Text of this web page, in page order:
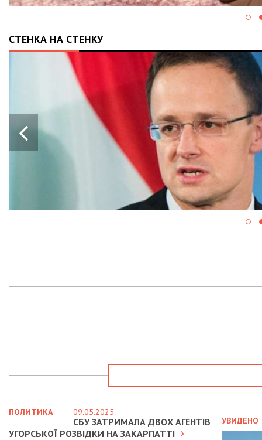
СТЕНКА НА СТЕНКУ
УВИДЕНО
ПОЛИТИКА 09.05.2025
СБУ ЗАТРИМАЛА ДВОХ АГЕНТІВ
УГОРСЬКОЇ РОЗВІДКИ НА ЗАКАРПАТТІ